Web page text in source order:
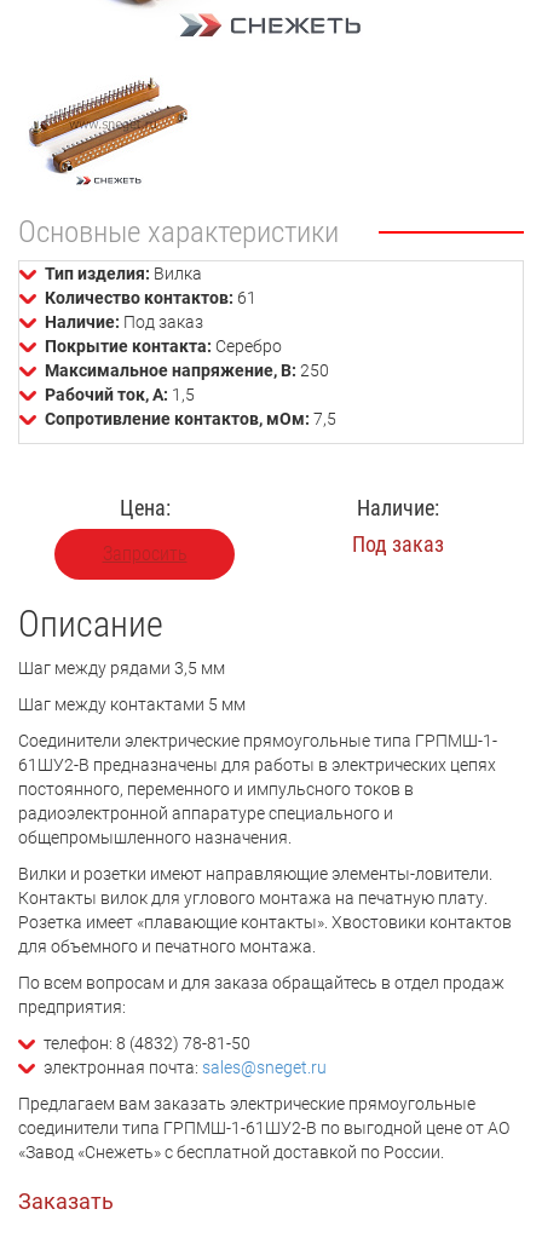
Основные характеристики
Тип изделия: Вилка
Количество контактов: 61
Наличие: Под заказ
Покрытие контакта: Серебро
Максимальное напряжение, В: 250
Рабочий ток, А: 1,5
Сопротивление контактов, мОм: 7,5
Цена:
Запросить
Наличие:
Под заказ
Описание
Шаг между рядами 3,5 мм
Шаг между контактами 5 мм
Соединители электрические прямоугольные типа ГРПМШ-1-
61ШУ2-В предназначены для работы в электрических цепях
постоянного, переменного и импульсного токов в
радиоэлектронной аппаратуре специального и
общепромышленного назначения.
Вилки и розетки имеют направляющие элементы-ловители.
Контакты вилок для углового монтажа на печатную плату.
Розетка имеет «плавающие контакты». Хвостовики контактов
для объемного и печатного монтажа.
По всем вопросам и для заказа обращайтесь в отдел продаж
предприятия:
телефон: 8 (4832) 78-81-50
электронная почта: sales@sneget.ru
Предлагаем вам заказать электрические прямоугольные
соединители типа ГРПМШ-1-61ШУ2-В по выгодной цене от АО
«Завод «Снежеть» с бесплатной доставкой по России.
Заказать